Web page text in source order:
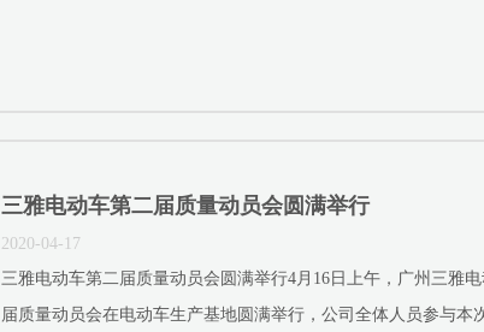
三雅电动车第二届质量动员会圆满举行
2020-04-17
三雅电动车第二届质量动员会圆满举行4月16日上午，广州三雅
届质量动员会在电动车生产基地圆满举行，公司全体人员参与本